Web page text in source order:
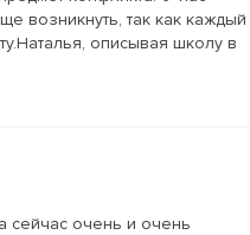
возникнуть, так как каждый
описывая школу в
сейчас очень и очень